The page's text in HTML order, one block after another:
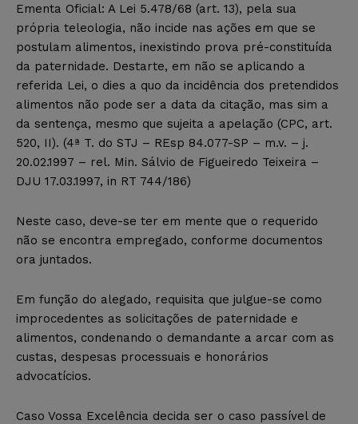
Ementa Oficial: A Lei 5.478/68 (art. 13), pela sua
própria teleologia, não incide nas ações em que se
postulam alimentos, inexistindo prova pré-constituída
da paternidade. Destarte, em não se aplicando a
referida Lei, o dies a quo da incidência dos pretendidos
alimentos não pode ser a data da citação, mas sim a
da sentença, mesmo que sujeita a apelação (CPC, art.
520, II). (4ª T. do STJ – REsp 84.077-SP – m.v. – j.
20.02.1997 – rel. Min. Sálvio de Figueiredo Teixeira –
DJU 17.03.1997, in RT 744/186)
Neste caso, deve-se ter em mente que o requerido
não se encontra empregado, conforme documentos
ora juntados.
Em função do alegado, requisita que julgue-se como
improcedentes as solicitações de paternidade e
alimentos, condenando o demandante a arcar com as
custas, despesas processuais e honorários
advocatícios.
Caso Vossa Excelência decida ser o caso passível de